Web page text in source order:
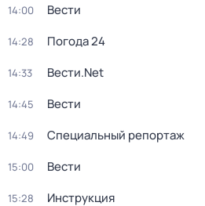
14:00 Вести
14:28 Погода 24
14:33 Вести.Net
14:45 Вести
14:49 Специальный репортаж
15:00 Вести
15:28 Инструкция